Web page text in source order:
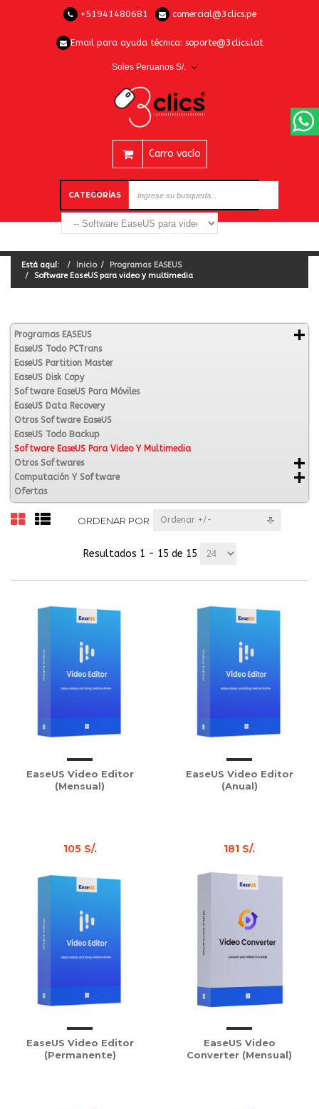
+51941480681 comercial@3clics.pe
Email para ayuda técnica: soporte@3clics.lat
Soles Peruanos S/.
Carro vacío
CATEGORÍAS
Está aquí: Inicio
Programas EASEUS
Software EaseUS para video y multimedia
Programas EASEUS
EaseUS Todo PCTrans
EaseUS Partition Master
EaseUS Disk Copy
Software EaseUS Para Móviles
EaseUS Data Recovery
Otros Software EaseUS
EaseUS Todo Backup
Software EaseUS Para Video Y Multimedia
Otros Softwares
Computación Y Software
Ofertas
ORDENAR POR Ordenar +/-
Resultados 1 - 15 de 15
EaseUS Video Editor
(Mensual)
105 S/.
EaseUS Video Editor
(Anual)
181 S/.
EaseUS Video Editor
(Permanente)
EaseUS Video
Converter (Mensual)